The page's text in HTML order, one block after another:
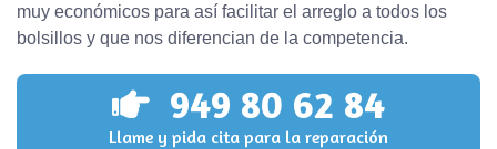
muy económicos para así facilitar el arreglo a todos los
bolsillos y que nos diferencian de la competencia.
949 80 62 84
Llame y pida cita para la reparación